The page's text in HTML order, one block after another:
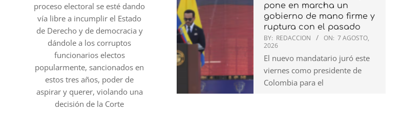
proceso electoral se esté dando
vía libre a incumplir el Estado
de Derecho y de democracia y
dándole a los corruptos
funcionarios electos
popularmente, sancionados en
estos tres años, poder de
aspirar y querer, violando una
decisión de la Corte
pone en marcha un
gobierno de mano firme y
ruptura con el pasado
BY: REDACCION ON: 7 AGOSTO,
2026
El nuevo mandatario juró este
viernes como presidente de
Colombia para el